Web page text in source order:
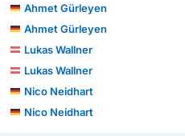
Ahmet Gürleyen
Ahmet Gürleyen
Lukas Wallner
Lukas Wallner
Nico Neidhart
Nico Neidhart